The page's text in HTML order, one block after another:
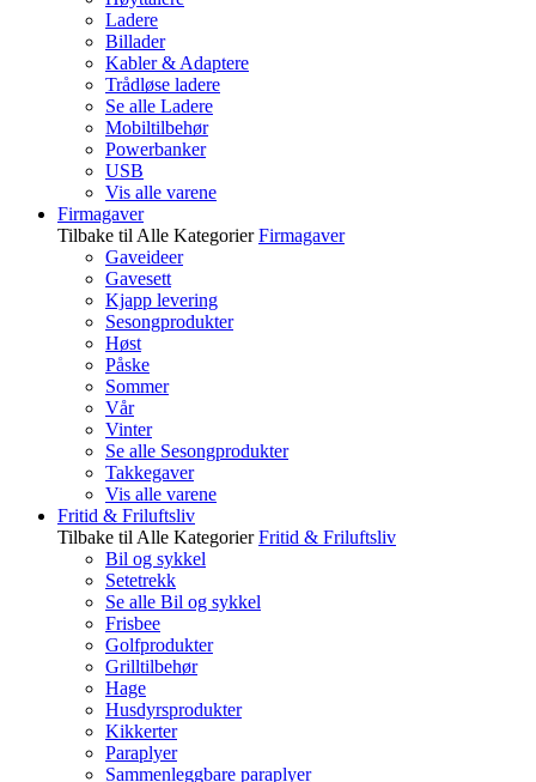
Ladere
Billader
Kabler & Adaptere
Trådløse ladere
Se alle Ladere
Mobiltilbehør
Powerbanker
USB
Vis alle varene
Firmagaver
Tilbake til Alle Kategorier Firmagaver
Gaveideer
Gavesett
Kjapp levering
Sesongprodukter
Høst
Påske
Sommer
Vår
Vinter
Se alle Sesongprodukter
Takkegaver
Vis alle varene
Fritid & Friluftsliv
Tilbake til Alle Kategorier Fritid & Friluftsliv
Bil og sykkel
Setetrekk
Se alle Bil og sykkel
Frisbee
Golfprodukter
Grilltilbehør
Hage
Husdyrsprodukter
Kikkerter
Paraplyer
Sammenleggbare paraplyer